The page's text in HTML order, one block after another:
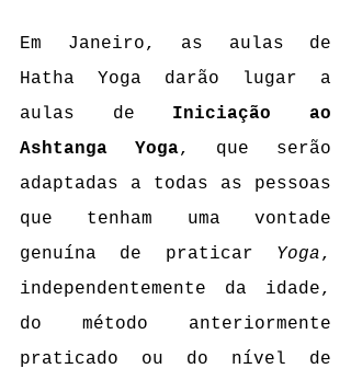
Em Janeiro, as aulas de
Hatha Yoga darão lugar a
aulas de Iniciação ao
Ashtanga Yoga, que serão
adaptadas a todas as pessoas
que tenham uma vontade
genuína de praticar Yoga,
independentemente da idade,
do método anteriormente
praticado ou do nível de